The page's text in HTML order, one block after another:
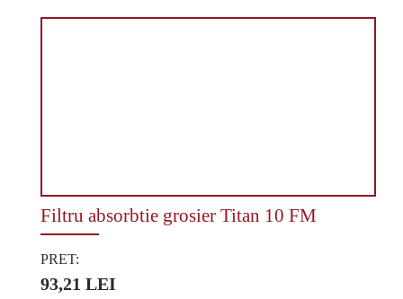
Filtru absorbtie grosier Titan 10 FM
PRET:
93,21 LEI